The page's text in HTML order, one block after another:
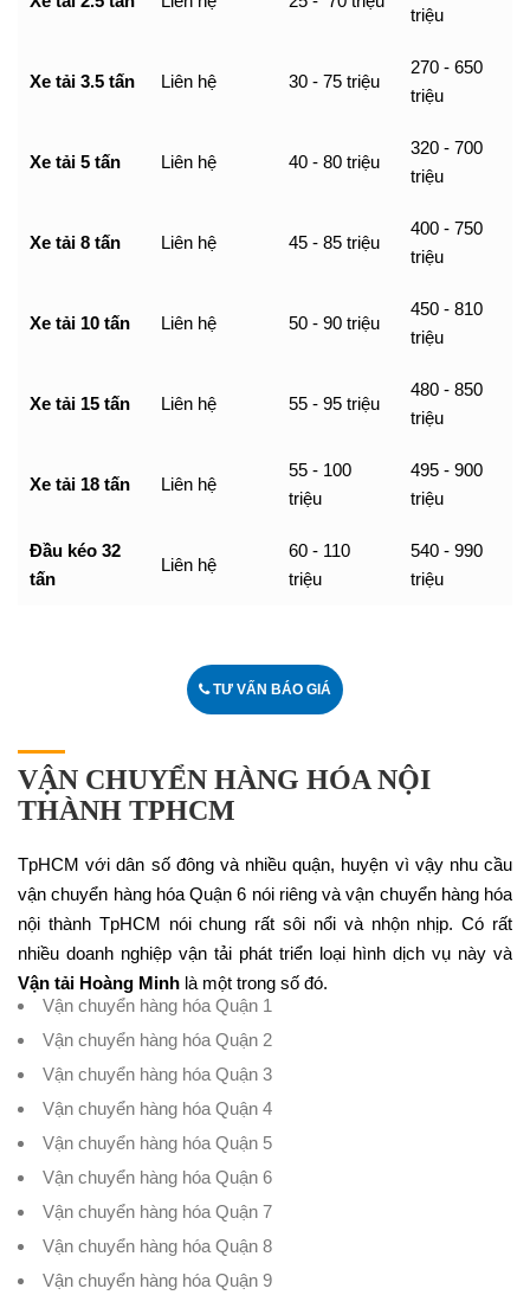
triệu
Xe tải 3.5 tấn Liên hệ 30 - 75 triệu
270 - 650
triệu
Xe tải 5 tấn Liên hệ 40 - 80 triệu
320 - 700
triệu
Xe tải 8 tấn Liên hệ 45 - 85 triệu
400 - 750
triệu
Xe tải 10 tấn Liên hệ 50 - 90 triệu
450 - 810
triệu
Xe tải 15 tấn Liên hệ 55 - 95 triệu
480 - 850
triệu
Xe tải 18 tấn Liên hệ
55 - 100
triệu
495 - 900
triệu
Đầu kéo 32
tấn
Liên hệ
60 - 110
triệu
540 - 990
triệu
TƯ VẤN BÁO GIÁ
VẬN CHUYỂN HÀNG HÓA NỘI
THÀNH TPHCM
TpHCM với dân số đông và nhiều quận, huyện vì vậy nhu cầu
vận chuyển hàng hóa Quận 6 nói riêng và vận chuyển hàng hóa
nội thành TpHCM nói chung rất sôi nổi và nhộn nhịp. Có rất
nhiều doanh nghiệp vận tải phát triển loại hình dịch vụ này và
Vận tải Hoàng Minh là một trong số đó.
Vận chuyển hàng hóa Quận 1
Vận chuyển hàng hóa Quận 2
Vận chuyển hàng hóa Quận 3
Vận chuyển hàng hóa Quận 4
Vận chuyển hàng hóa Quận 5
Vận chuyển hàng hóa Quận 6
Vận chuyển hàng hóa Quận 7
Vận chuyển hàng hóa Quận 8
Vận chuyển hàng hóa Quận 9